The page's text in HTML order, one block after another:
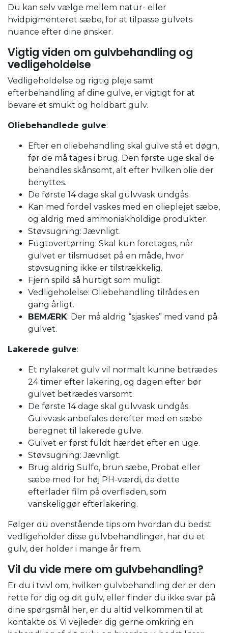
Du kan selv vælge mellem natur- eller
hvidpigmenteret sæbe, for at tilpasse gulvets
nuance efter dine ønsker.
Vigtig viden om gulvbehandling og
vedligeholdelse
Vedligeholdelse og rigtig pleje samt
efterbehandling af dine gulve, er vigtigt for at
bevare et smukt og holdbart gulv.
Oliebehandlede gulve:
Efter en oliebehandling skal gulve stå et døgn,
før de må tages i brug. Den første uge skal de
behandles skånsomt, alt efter hvilken olie der
benyttes.
De første 14 dage skal gulvvask undgås.
Kan med fordel vaskes med en olieplejet sæbe,
og aldrig med ammoniakholdige produkter.
Støvsugning: Jævnligt.
Fugtovertørring: Skal kun foretages, når
gulvet er tilsmudset på en måde, hvor
støvsugning ikke er tilstrækkelig.
Fjern spild så hurtigt som muligt.
Vedligeholelse: Oliebehandling tilrådes en
gang årligt.
BEMÆRK: Der må aldrig “sjaskes” med vand på
gulvet.
Lakerede gulve:
Et nylakeret gulv vil normalt kunne betrædes
24 timer efter lakering, og dagen efter bør
gulvet betrædes varsomt.
De første 14 dage skal gulvvask undgås.
Gulvvask anbefales derefter med en sæbe
beregnet til lakerede gulve.
Gulvet er først fuldt hærdet efter en uge.
Støvsugning: Jævnligt.
Brug aldrig Sulfo, brun sæbe, Probat eller
sæbe med for høj PH-værdi, da dette
efterlader film på overfladen, som
vanskeliggør efterlakering.
Følger du ovenstående tips om hvordan du bedst
vedligeholder disse gulvbehandlinger, har du et
gulv, der holder i mange år frem.
Vil du vide mere om gulvbehandling?
Er du i tvivl om, hvilken gulvbehandling der er den
rette for dig og dit gulv, eller finder du ikke svar på
dine spørgsmål her, er du altid velkommen til at
kontakte os. Vi vejleder dig gerne omkring en